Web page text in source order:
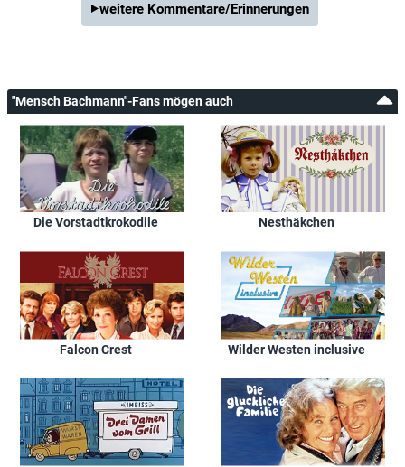
weitere Kommentare/Erinnerungen
"Mensch Bachmann"-Fans mögen auch
Die Vorstadtkrokodile Nesthäkchen
Falcon Crest Wilder Westen inclusive